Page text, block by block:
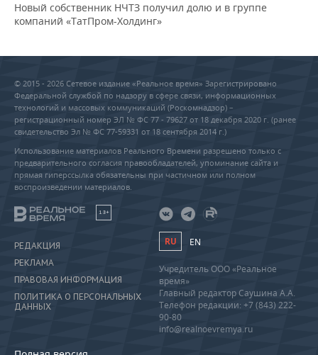
Новый собственник НЧТЗ получил долю и в группе
компаний «ТатПром-Холдинг»
© 2015 - 2026 Сетевое издание «Реальное время» Зарегистрировано
Федеральной службой по надзору в сфере связи, информационных
технологий и массовых коммуникаций (Роскомнадзор) –
регистрационный номер ЭЛ № ФС 77 - 79627 от 18 декабря 2020 г. (ранее
свидетельство Эл № ФС 77-59331 от 18 сентября 2014 г.)
Использование материалов Реального Времени разрешено только с
предварительного согласия правообладателей, упоминание сайта и
прямая гиперссылка обязательны при частичном или полном
воспроизведении материалов.
18+
РЕДАКЦИЯ
РЕКЛАМА
ПРАВОВАЯ ИНФОРМАЦИЯ
ПОЛИТИКА О ПЕРСОНАЛЬНЫХ
ДАННЫХ
RU EN
Учредитель ООО «Реальное
время»
Главный редактор Саушина А.А.
Телефон редакции: +7 (843) 222-
90-80
info@realnoevremya.ru